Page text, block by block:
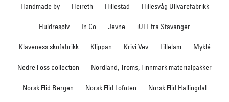
Handmade by Heireth Hillestad Hillesvåg Ullvarefabrikk
Huldresølv In Co Jevne iULL fra Stavanger
Klaveness skofabrikk Klippan Krivi Vev Lillelam Myklé
Nedre Foss collection Nordland, Troms, Finnmark materialpakker
Norsk Flid Bergen Norsk Flid Lofoten Norsk Flid Hallingdal